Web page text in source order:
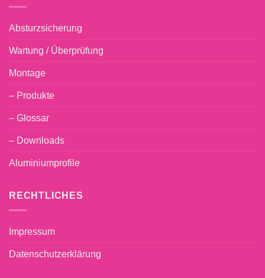
Absturzsicherung
Wartung / Überprüfung
Montage
– Produkte
– Glossar
– Downloads
Aluminiumprofile
RECHTLICHES
Impressum
Datenschutzerklärung